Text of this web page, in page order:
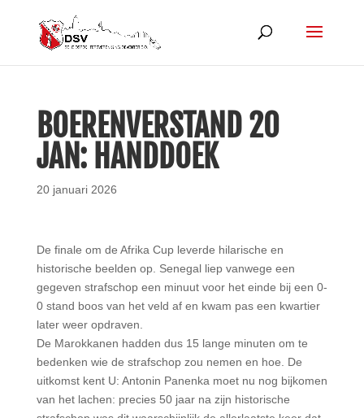
BOERENVERSTAND 20
JAN: HANDDOEK
20 januari 2026
De finale om de Afrika Cup leverde hilarische en
historische beelden op. Senegal liep vanwege een
gegeven strafschop een minuut voor het einde bij een 0-
0 stand boos van het veld af en kwam pas een kwartier
later weer opdraven.
De Marokkanen hadden dus 15 lange minuten om te
bedenken wie de strafschop zou nemen en hoe. De
uitkomst kent U: Antonin Panenka moet nu nog bijkomen
van het lachen: precies 50 jaar na zijn historische